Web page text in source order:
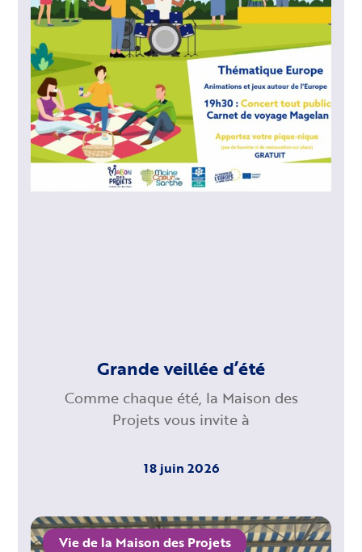
Grande veillée d’été
Comme chaque été, la Maison des
Projets vous invite à
18 juin 2026
Vie de la Maison des Projets